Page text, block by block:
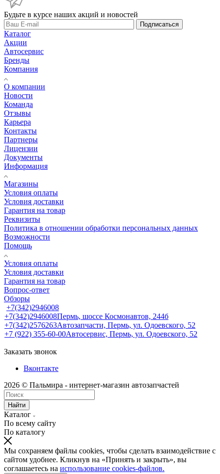
Будьте в курсе наших акций и новостей
Подписаться
Каталог
Акции
Автосервис
Бренды
Компания
О компании
Новости
Команда
Отзывы
Карьера
Контакты
Партнеры
Лицензии
Документы
Информация
Магазины
Условия оплаты
Условия доставки
Гарантия на товар
Реквизиты
Политика в отношении обработки персональных данных
Возможности
Помощь
Условия оплаты
Условия доставки
Гарантия на товар
Вопрос-ответ
Обзоры
+7(342)2946008
+7(342)2946008Пермь, шоссе Космонавтов, 244б
+7(342)2576263Автозапчасти, Пермь, ул. Одоевского, 52
+7 (922) 355-60-00Автосервис, Пермь, ул. Одоевского, 52
Заказать звонок
Вконтакте
2026 © Пальмира - интернет-магазин автозапчастей
Найти
Каталог
По всему сайту
По каталогу
Мы сохраняем файлы cookies, чтобы сделать взаимодействие с
сайтом удобнее. Кликнув на «Принять и закрыть», вы
соглашаетесь на использование cookies-файлов.